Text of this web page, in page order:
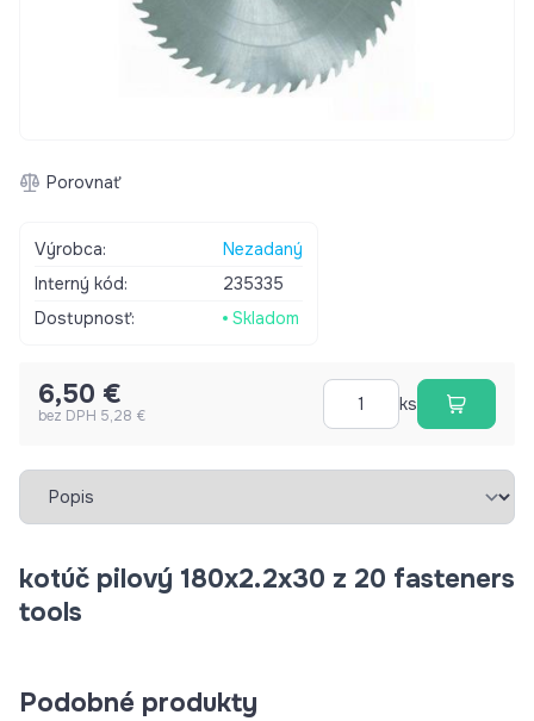
Porovnať
Výrobca:
Nezadaný
Interný kód:
235335
Dostupnosť:
Skladom
6,50 €
bez DPH 5,28 €
ks
Vybrať záložku
kotúč pilový 180x2.2x30 z 20 fasteners
tools
Podobné produkty